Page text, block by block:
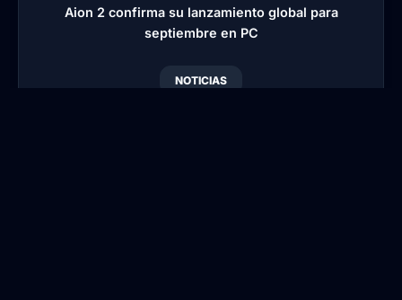
Aion 2 confirma su lanzamiento global para
septiembre en PC
NOTICIAS